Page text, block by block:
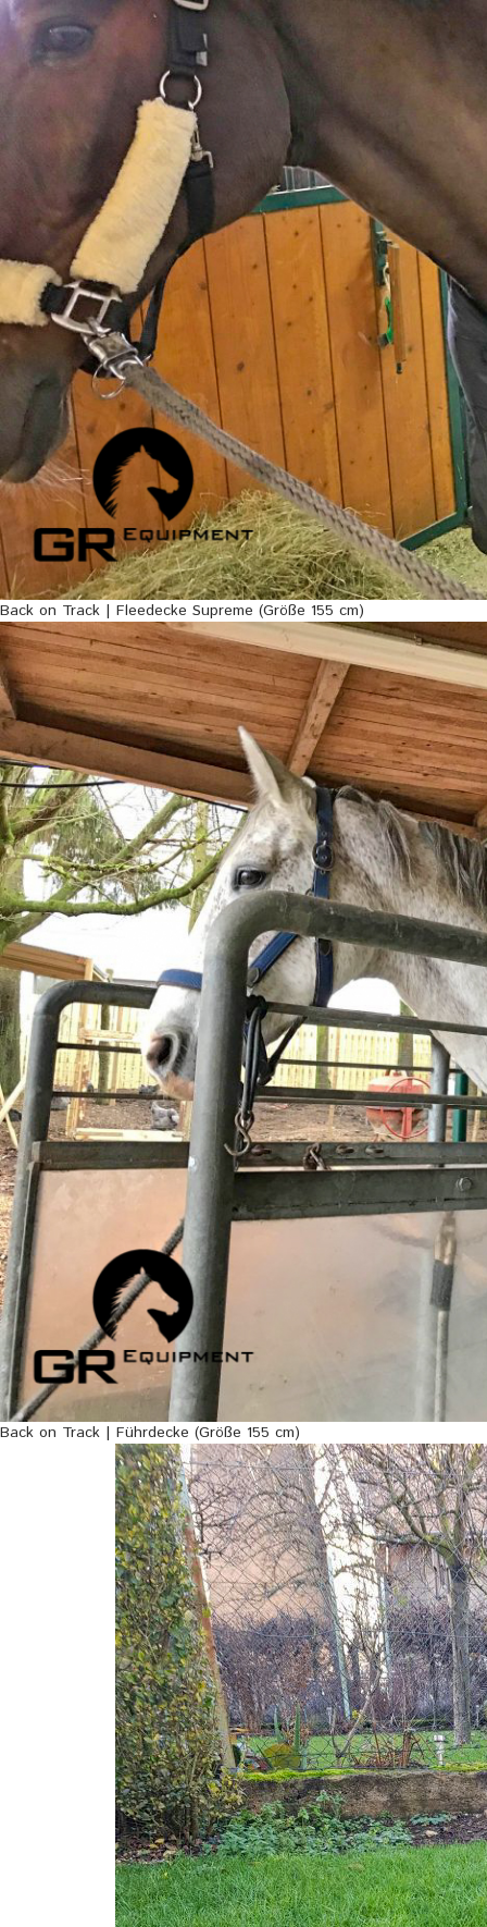
Back on Track | Fleedecke Supreme (Größe 155 cm)
Back on Track | Führdecke (Größe 155 cm)